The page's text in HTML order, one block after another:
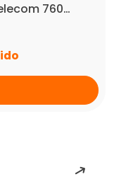
760…